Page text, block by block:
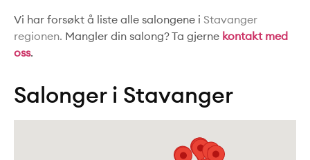
Vi har forsøkt å liste alle salongene i Stavanger
regionen. Mangler din salong? Ta gjerne kontakt med
oss.
Salonger i Stavanger